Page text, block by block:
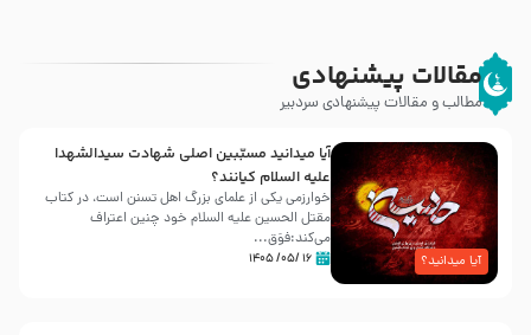
مقالات پیشنهادی
مطالب و مقالات پیشنهادی سردبیر
آیا میدانید؟
آیا میدانید مسبّبین اصلی شهادت سیدالشهدا
علیه ‌السلام کیانند؟
خوارزمی یکی از علمای بزرگ اهل تسنن است، در کتاب
مقتل الحسین علیه ‌السلام خود چنین اعتراف
می‌کند:فوَق...
۱۶ /۰۵/ ۱۴۰۵